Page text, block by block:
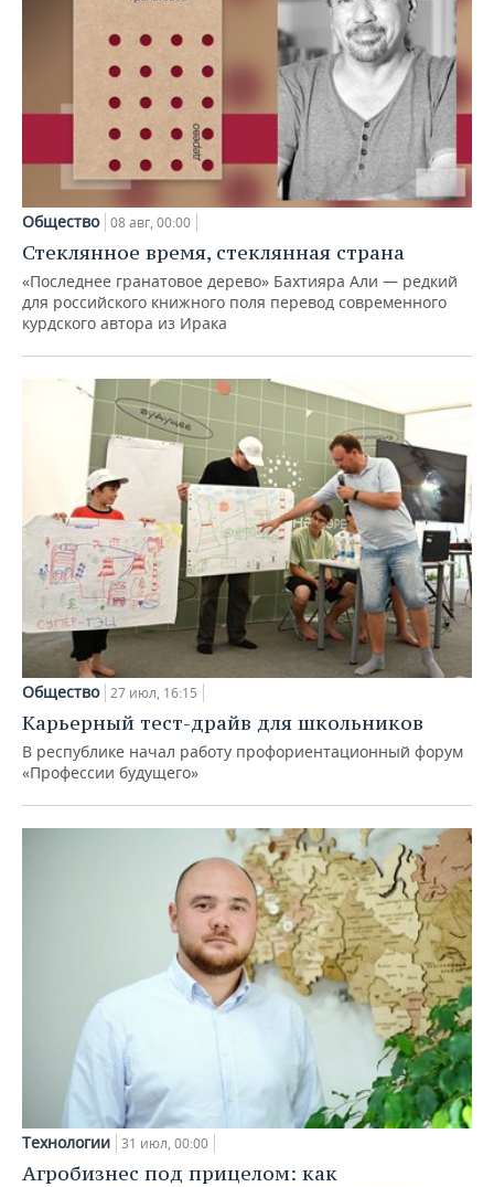
Общество 08 авг, 00:00
Стеклянное время, стеклянная страна
«Последнее гранатовое дерево» Бахтияра Али — редкий
для российского книжного поля перевод современного
курдского автора из Ирака
Общество 27 июл, 16:15
Карьерный тест-драйв для школьников
В республике начал работу профориентационный форум
«Профессии будущего»
Технологии 31 июл, 00:00
Агробизнес под прицелом: как